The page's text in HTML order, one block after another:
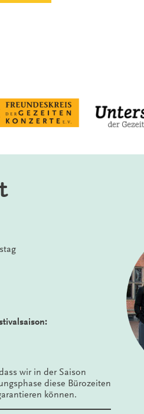
wir in der Saison
diese Bürozeiten
können.